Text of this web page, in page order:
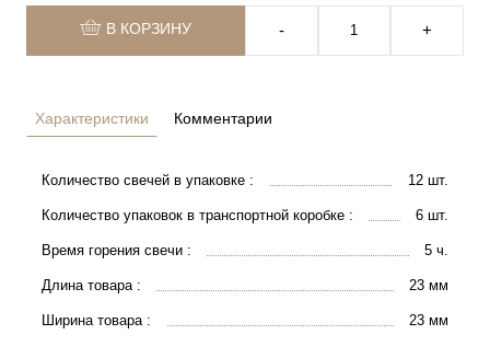
В КОРЗИНУ ‐ +
Характеристики
Количество свечей в упаковке : 12 шт.
Количество упаковок в транспортной коробке : 6 шт.
Время горения свечи : 5 ч.
Длина товара : 23 мм
Ширина товара : 23 мм
Комментарии